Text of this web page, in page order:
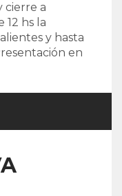
cierre a
12 hs la
y hasta
en